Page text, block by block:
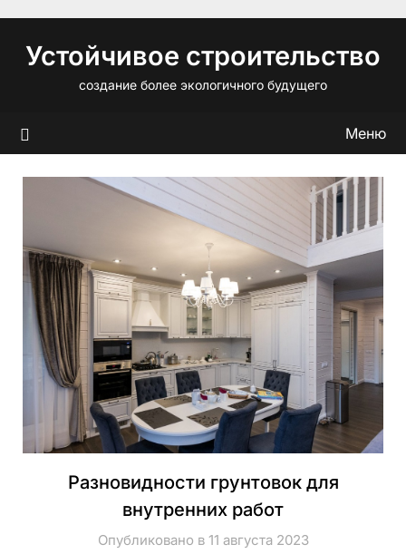
содержимому
Устойчивое строительство
создание более экологичного будущего
Меню
Разновидности грунтовок для
внутренних работ
Опубликовано в 11 августа 2023